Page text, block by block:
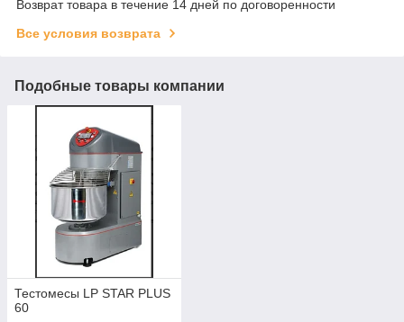
Возврат товара в течение 14 дней по договоренности
Все условия возврата
Подобные товары компании
Тестомесы LP STAR PLUS
60